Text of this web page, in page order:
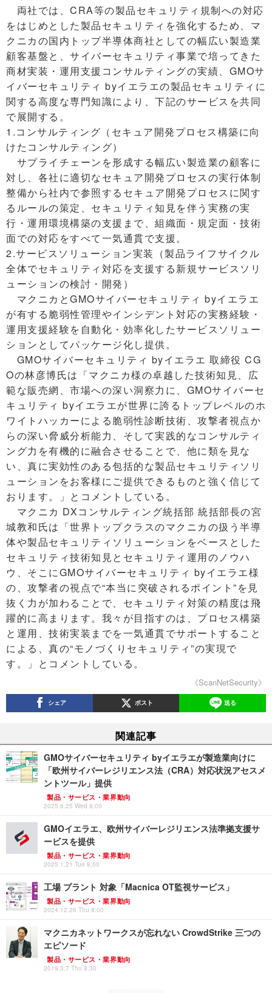
両社では、CRA等の製品セキュリティ規制への対応
をはじめとした製品セキュリティを強化するため、マ
クニカの国内トップ半導体商社としての幅広い製造業
顧客基盤と、サイバーセキュリティ事業で培ってきた
商材実装・運用支援コンサルティングの実績、GMOサ
イバーセキュリティ byイエラエの製品セキュリティに
関する高度な専門知識により、下記のサービスを共同
で展開する。
1.コンサルティング（セキュア開発プロセス構築に向
けたコンサルティング）
サプライチェーンを形成する幅広い製造業の顧客に
対し、各社に適切なセキュア開発プロセスの実行体制
整備から社内で参照するセキュア開発プロセスに関す
るルールの策定、セキュリティ知見を伴う実務の実
行・運用環境構築の支援まで、組織面・規定面・技術
面での対応をすべて一気通貫で支援。
2.サービスソリューション実装（製品ライフサイクル
全体でセキュリティ対応を支援する新規サービスソリ
ューションの検討・開発）
マクニカとGMOサイバーセキュリティ byイエラエ
が有する脆弱性管理やインシデント対応の実務経験・
運用支援経験を自動化・効率化したサービスソリュー
ションとしてパッケージ化し提供。
GMOサイバーセキュリティ byイエラエ 取締役 CG
Oの林彦博氏は「マクニカ様の卓越した技術知見、広
範な販売網、市場への深い洞察力に、GMOサイバーセ
キュリティ byイエラエが世界に誇るトップレベルのホ
ワイトハッカーによる脆弱性診断技術、攻撃者視点か
らの深い脅威分析能力、そして実践的なコンサルティ
ング力を有機的に融合させることで、他に類を見な
い、真に実効性のある包括的な製品セキュリティソリ
ューションをお客様にご提供できるものと強く信じて
おります。」とコメントしている。
マクニカ DXコンサルティング統括部 統括部長の宮
城教和氏は「世界トップクラスのマクニカの扱う半導
体や製品セキュリティソリューションをベースとした
セキュリティ技術知見とセキュリティ運用のノウハ
ウ、そこにGMOサイバーセキュリティ byイエラエ様
の、攻撃者の視点で“本当に突破されるポイント”を見
抜く力が加わることで、セキュリティ対策の精度は飛
躍的に高まります。我々が目指すのは、プロセス構築
と運用、技術実装までを一気通貫でサポートすること
による、真の“モノづくりセキュリティ”の実現で
す。」とコメントしている。
《ScanNetSecurity》
シェア ポスト 送る
関連記事
GMOサイバーセキュリティ byイエラエが製造業向けに
「欧州サイバーレジリエンス法（CRA）対応状況アセスメ
ントツール」提供
製品・サービス・業界動向
2025.6.25 Wed 8:00
GMOイエラエ、欧州サイバーレジリエンス法準拠支援サ
ービスを提供
製品・サービス・業界動向
2025.1.21 Tue 8:00
工場 プラント 対象「Macnica OT監視サービス」
製品・サービス・業界動向
2024.12.26 Thu 8:00
マクニカネットワークスが忘れない CrowdStrike 三つの
エピソード
製品・サービス・業界動向
2019.3.7 Thu 8:30